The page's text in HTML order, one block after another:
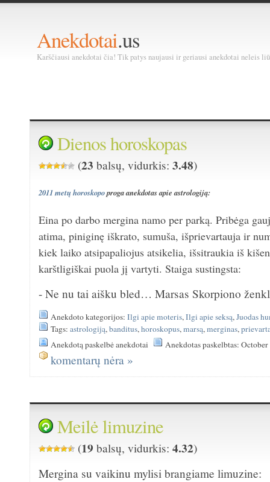
Anekdotai.us
Karščiausi anekdotai čia! Tik patys naujausi ir geriausi anekdotai neleis
Dienos horoskopas
(23 balsų, vidurkis:3.48)
2011 metų horoskopoproga anekdotas apie astrologiją:
Eina po darbo mergina namo per parką. Pribėga
atima, piniginę iškrato, sumuša, išprievartauja ir
kiek laiko atsipapaliojus atsikelia, išsitraukia iš
karštligiškai puola jį vartyti. Staiga sustingsta:
- Ne nu tai aišku bled… Marsas Skorpiono
Anekdoto kategorijos:Ilgi apie moteris,Ilgi apie seksą,Juodas
Tags:astrologiją,banditus,horoskopus,marsą,merginas,
Anekdotą paskelbė anekdotai
Anekdotas paskelbtas:
komentarų nėra »
Meilė limuzine
(19 balsų, vidurkis:4.32)
Mergina su vaikinu mylisi brangiame limuzine: